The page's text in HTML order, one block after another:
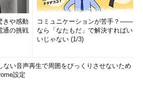
きや感動
通の挑戦
コミュニケーションが苦手？――
なら「なたもだ」で解決すればい
いじゃない (1/3)
ない音声再生で周囲をびっくりさせないため
設定